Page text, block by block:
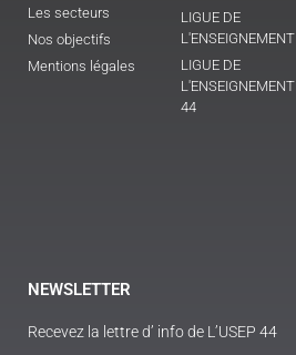
Les secteurs
Nos objectifs
Mentions légales
LIGUE DE
L'ENSEIGNEMENT
LIGUE DE
L'ENSEIGNEMENT
44
NEWSLETTER
Recevez la lettre d’ info de L’USEP 44